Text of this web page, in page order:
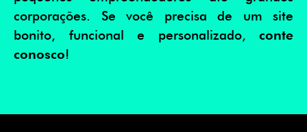
corporações. Se você precisa de um site
bonito, funcional e personalizado, conte
conosco!